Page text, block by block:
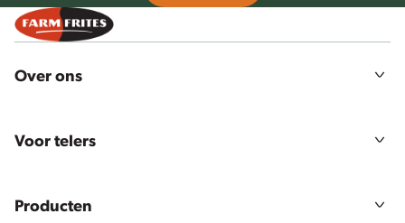
Over ons
Missie, visie en waarden
Duurzaamheid
Werken bij Farm Frites
Voor telers
Telers login
Producten